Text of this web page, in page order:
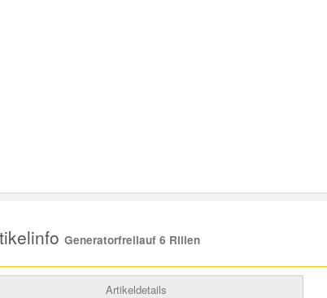
Generatorfreilauf 6 Rillen
Artikeldetails